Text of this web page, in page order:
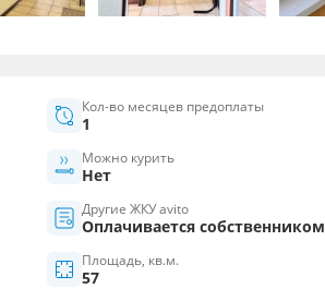
Кол-во месяцев предоплаты
1
Можно курить
Нет
Другие ЖКУ avito
Оплачивается собственником
Площадь, кв.м.
57